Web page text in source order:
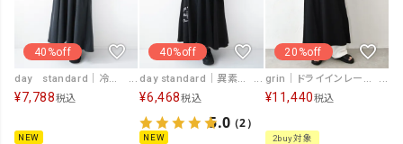
40%off
day standard｜冷感鹿の子ワンピース [[d-c-026]][D]
¥7,788税込
NEW
40%off
day standard｜異素材切り替えワンピース [[K261086-28]][D]
¥6,468税込
5.0（2）
NEW
20%off
grin｜ドライインレー スリットワンピース [[8262C-002]][C]
¥11,440税込
2buy対象